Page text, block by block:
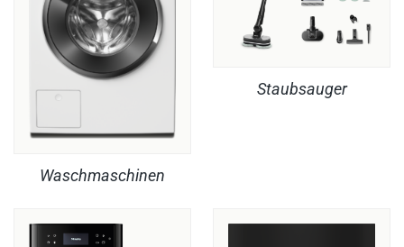
Waschmaschinen
Staubsauger